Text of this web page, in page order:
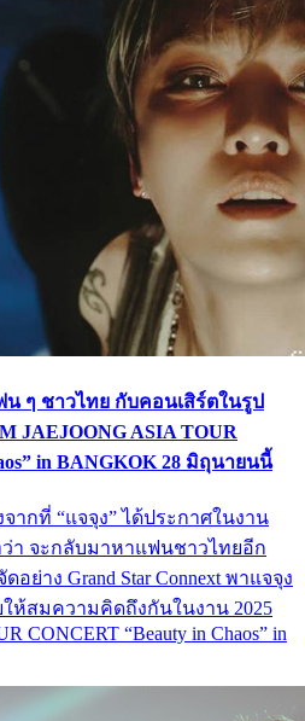
ๆ ชาวไทย กับคอนเสิร์ตในรูป
JAEJOONG ASIA TOUR
in BANGKOK 28 มิถุนายนนี้
กที่ “แจจุง” ได้ประกาศในงาน
า จะกลับมาหาแฟนชาวไทยอีก
ย่าง Grand Star Connext พาแจจุง
ห้สมความคิดถึงกันในงาน 2025
CONCERT “Beauty in Chaos” in